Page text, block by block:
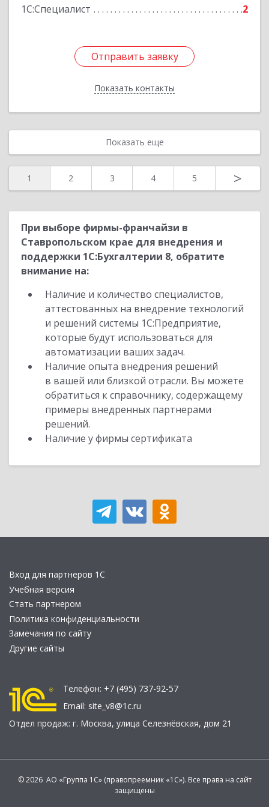
1С:Специалист 2
Отправить заявку
Показать контакты
Подробнее
Отправить заявку
Назад
Показать еще
1 2 3 4 5 >
При выборе фирмы-франчайзи в
Ставропольском крае для внедрения и
поддержки 1С:Бухгалтерии 8, обратите
внимание на:
Наличие и количество специалистов,
аттестованных на внедрение технологий
и решений системы 1С:Предприятие,
которые будут использоваться для
автоматизации ваших задач.
Наличие опыта внедрения решений
в вашей или близкой отрасли. Вы можете
обратиться к справочнику, содержащему
примеры внедренных партнерами
решений.
Наличие у фирмы сертификата
Вход для партнеров 1С
Учебная версия
Стать партнером
Политика конфиденциальности
Замечания по сайту
Другие сайты
Телефон: +7 (495) 737-92-57
Email: site_v8@1c.ru
Отдел продаж: г. Москва, улица Селезнёвская, дом 21
© 2026 АО «Группа 1С» (правопреемник «1С»). Все права на сайт
защищены